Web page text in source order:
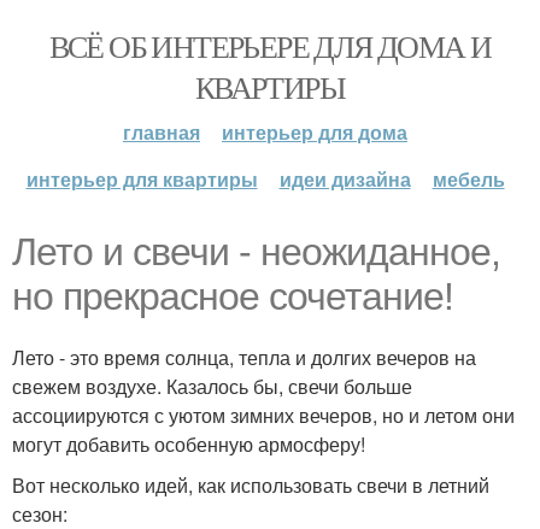
ВСЁ ОБ ИНТЕРЬЕРЕ ДЛЯ ДОМА И
КВАРТИРЫ
главная
интерьер для дома
интерьер для квартиры
идеи дизайна мебель
Лето и свечи - неожиданное,
но прекрасное сочетание!
Лето - это время солнца, тепла и долгих вечеров на
свежем воздухе. Казалось бы, свечи больше
ассоциируются с уютом зимних вечеров, но и летом они
могут добавить особенную армосферу!
Вот несколько идей, как использовать свечи в летний
сезон: